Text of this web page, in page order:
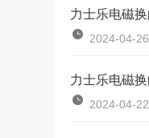
力士乐电磁
2024-04-26
力士乐电磁
2024-04-22